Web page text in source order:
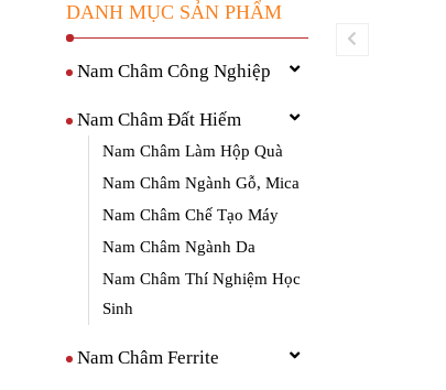
DANH MỤC SẢN PHẨM
Nam Châm Công Nghiệp
Nam Châm Đất Hiếm
Nam Châm Làm Hộp Quà
Nam Châm Ngành Gỗ, Mica
Nam Châm Chế Tạo Máy
Nam Châm Ngành Da
Nam Châm Thí Nghiệm Học
Sinh
Nam Châm Ferrite